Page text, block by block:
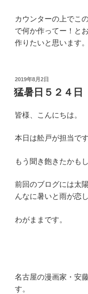
カウンターの上でこ
で何か作ってー！と
作りたいと思います。
投
稿
日:
2019年8月2日
猛暑日５２４日
皆様、こんにちは。
本日は舩戸が担当です
もう聞き飽きたかも
前回のブログには太
んなに暑いと雨が恋
わがままです。
名古屋の漫画家・安
す。